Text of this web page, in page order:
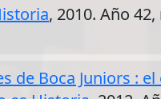
, 2010. Año
de Boca Juniors :